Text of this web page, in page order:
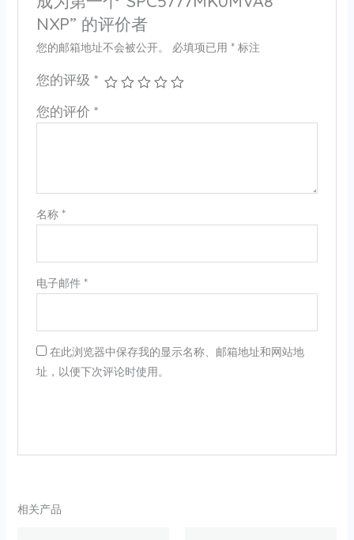
NXP” 的评价者
您的邮箱地址不会被公开。 必填项已用 *标注
您的评级 *
您的评价 *
名称 *
电子邮件 *
在此浏览器中保存我的显示名称、邮箱地址和网站地
址，以便下次评论时使用。
相关产品